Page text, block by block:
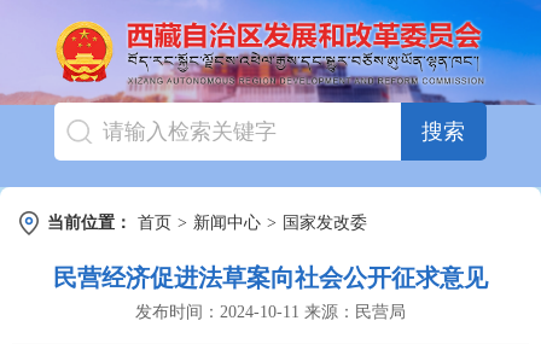
搜索
当前位置： 首页 > 新闻中心 > 国家发改委
民营经济促进法草案向社会公开征求意见
发布时间： 2024-10-11 来源： 民营局